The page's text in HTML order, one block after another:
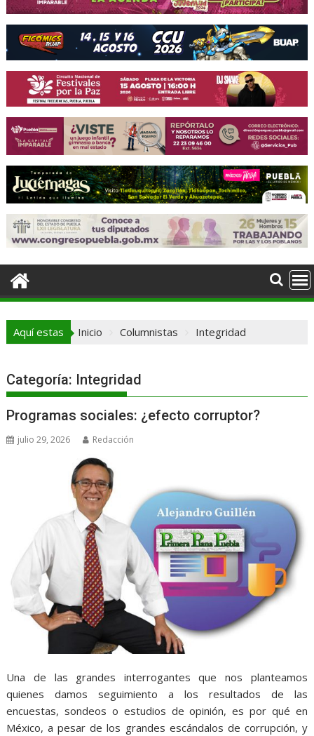
Aquí estas Inicio Columnistas Integridad
Categoría: Integridad
Programas sociales: ¿efecto corruptor?
julio 29, 2026 Redacción
Una de las grandes interrogantes que nos planteamos
quienes damos seguimiento a los resultados de las
encuestas, sondeos o estudios de opinión, es por qué en
México, a pesar de los grandes escándalos de corrupción, y